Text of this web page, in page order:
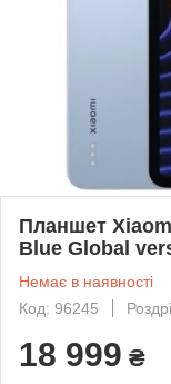
Планшет
Blue Global
Немає в наявності
Код: 96245
18 999 ₴